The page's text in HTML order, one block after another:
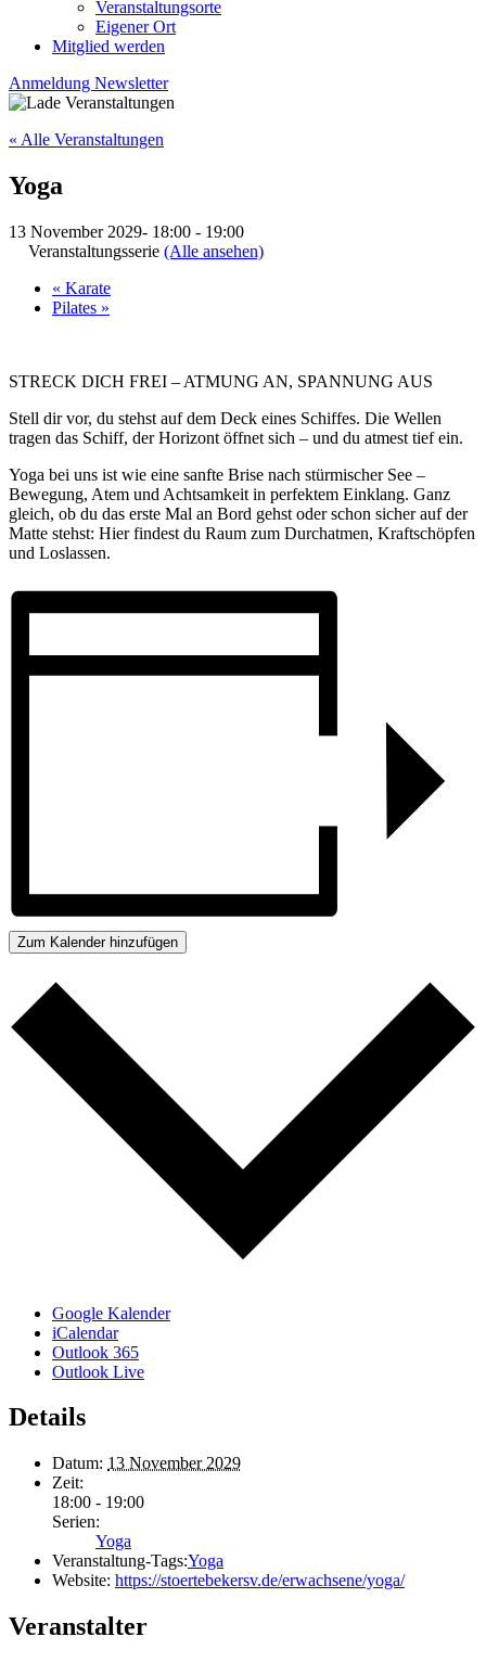
Veranstaltungsorte
Eigener Ort
Mitglied werden
Anmeldung Newsletter
« Alle Veranstaltungen
Yoga
13 November 2029- 18:00 - 19:00
Veranstaltungsserie (Alle ansehen)
« Karate
Pilates »
STRECK DICH FREI – ATMUNG AN, SPANNUNG AUS
Stell dir vor, du stehst auf dem Deck eines Schiffes. Die Wellen
tragen das Schiff, der Horizont öffnet sich – und du atmest tief ein.
Yoga bei uns ist wie eine sanfte Brise nach stürmischer See –
Bewegung, Atem und Achtsamkeit in perfektem Einklang. Ganz
gleich, ob du das erste Mal an Bord gehst oder schon sicher auf der
Matte stehst: Hier findest du Raum zum Durchatmen, Kraftschöpfen
und Loslassen.
Zum Kalender hinzufügen
Google Kalender
iCalendar
Outlook 365
Outlook Live
Details
Datum: 13 November 2029
Zeit:
18:00 - 19:00
Serien:
Yoga
Veranstaltung-Tags:Yoga
Website: https://stoertebekersv.de/erwachsene/yoga/
Veranstalter